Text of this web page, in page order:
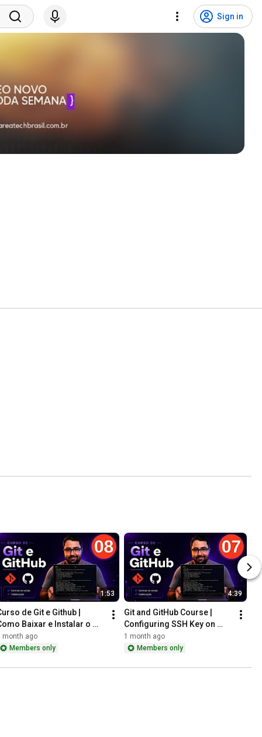
Sign in
1:53
de Git e Github |
Baixar e Instalar o
Studio Code
month ago
Members only
4:39
Git and GitHub Course |
Configuring SSH Key on
GitHub
1 month ago
Members only